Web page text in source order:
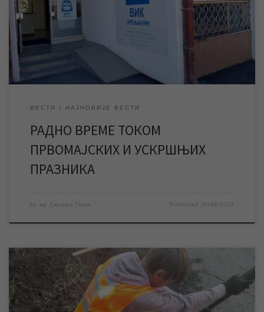
Корисничком центтру, као ни наплатна места у граду. За
време празника дежуран је број за пријаву кварова и екипе за
интервенције на јавним мрежама. Током првомајских и
ускршњих празника службе и […]
ВЕСТИ НАЈНОВИЈЕ ВЕСТИ
РАДНО ВРЕМЕ ТОКОМ
ПРВОМАЈСКИХ И УСКРШЊИХ
ПРАЗНИКА
by мр Синиша Гајин Published 30/04/2024
У уторак се врше радови ЈКП „Водовод и канализација“ на
изради прикључака и повезивању објеката на новоизграђену